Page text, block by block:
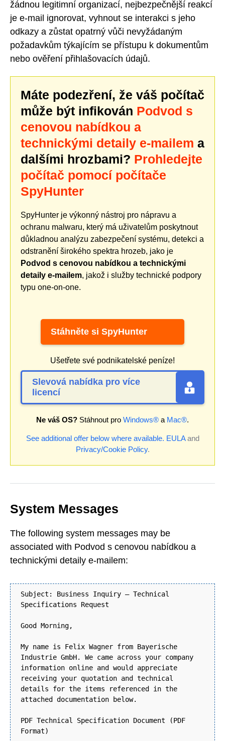
žádnou legitimní organizací, nejbezpečnější reakcí
je e-mail ignorovat, vyhnout se interakci s jeho
odkazy a zůstat opatrný vůči nevyžádaným
požadavkům týkajícím se přístupu k dokumentům
nebo ověření přihlašovacích údajů.
Máte podezření, že váš počítač
může být infikován Podvod s
cenovou nabídkou a
technickými detaily e-mailem a
dalšími hrozbami? Prohledejte
počítač pomocí počítače
SpyHunter
SpyHunter je výkonný nástroj pro nápravu a
ochranu malwaru, který má uživatelům poskytnout
důkladnou analýzu zabezpečení systému, detekci a
odstranění širokého spektra hrozeb, jako je
Podvod s cenovou nabídkou a technickými
detaily e-mailem, jakož i služby technické podpory
typu one-on-one.
Stáhněte si SpyHunter
Ušetřete své podnikatelské peníze!
Slevová nabídka pro více
licencí
Ne váš OS? Stáhnout pro Windows® a Mac®.
See additional offer below where available. EULAand
Privacy/Cookie Policy.
System Messages
The following system messages may be
associated with Podvod s cenovou nabídkou a
technickými detaily e-mailem:
Subject: Business Inquiry – Technical
Specifications Request
Good Morning,
My name is Felix Wagner from Bayerische
Industrie GmbH. We came across your company
information online and would appreciate
receiving your quotation and technical
details for the items referenced in the
attached documentation below.
PDF Technical Specification Document (PDF
Format)